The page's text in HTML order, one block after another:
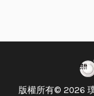
版權所有©